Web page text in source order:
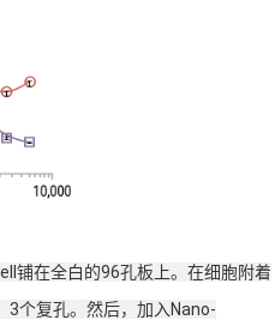
铺在全白的96孔板上。在细胞附着
3个复孔。然后，加入Nano-